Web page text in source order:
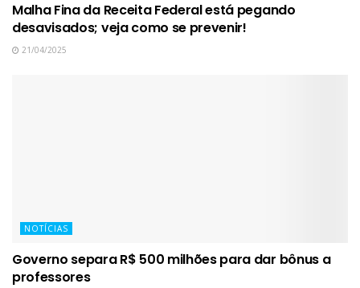
Malha Fina da Receita Federal está pegando
desavisados; veja como se prevenir!
21/04/2025
NOTÍCIAS
Governo separa R$ 500 milhões para dar bônus a
professores